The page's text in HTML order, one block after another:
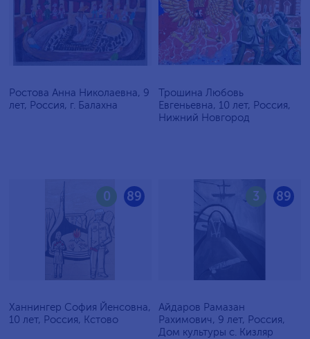
Ростова Анна Николаевна, 9
лет, Россия, г. Балахна
Трошина Любовь
Евгеньевна, 10 лет, Россия,
Нижний Новгород
89
0
Ханнингер София Йенсовна,
10 лет, Россия, Кстово
89
3
Айдаров Рамазан
Рахимович, 9 лет, Россия,
Дом культуры с. Кизляр